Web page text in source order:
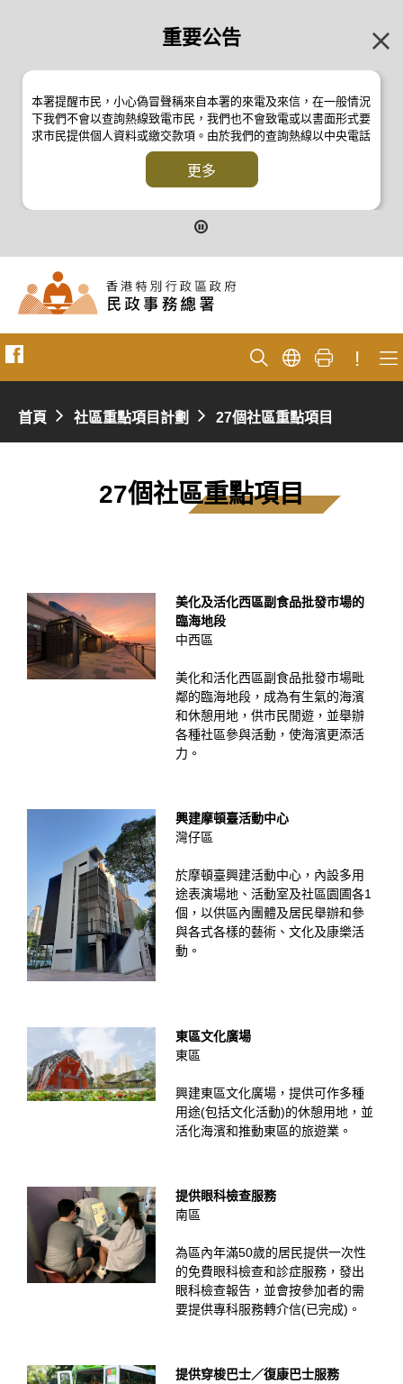
重要公告
本署提醒市民，小心偽冒聲稱來自本署的來電及來信，在一般情況
下我們不會以查詢熱線致電市民，我們也不會致電或以書面形式要
求市民提供個人資料或繳交款項。由於我們的查詢熱線以中央電話
系統操作，本署的來電不會顯示電話號碼 2835 2500 。如有疑
問，應與本署職員核實或向警方反詐騙協調中心
詢熱線 18222 查詢。詳情請瀏覽以下新聞公報：
二零一九年七月二十六日的新聞公報
二零一七年四月二十八日的新聞公報
二零一七年四月五日的新聞公報
更多
!
首頁 社區重點項目計劃 27個社區重點項目
27個社區重點項目
美化及活化西區副食品批發市場的
臨海地段
中西區
美化和活化西區副食品批發市場毗
鄰的臨海地段，成為有生氣的海濱
和休憩用地，供市民閒遊，並舉辦
各種社區參與活動，使海濱更添活
力。
興建摩頓臺活動中心
灣仔區
於摩頓臺興建活動中心，內設多用
途表演場地、活動室及社區園圃各1
個，以供區內團體及居民舉辦和參
與各式各樣的藝術、文化及康樂活
動。
東區文化廣場
東區
興建東區文化廣場，提供可作多種
用途(包括文化活動)的休憩用地，並
活化海濱和推動東區的旅遊業。
提供眼科檢查服務
南區
為區內年滿50歲的居民提供一次性
的免費眼科檢查和診症服務，發出
眼科檢查報告，並會按參加者的需
要提供專科服務轉介信(已完成)。
提供穿梭巴士／復康巴士服務